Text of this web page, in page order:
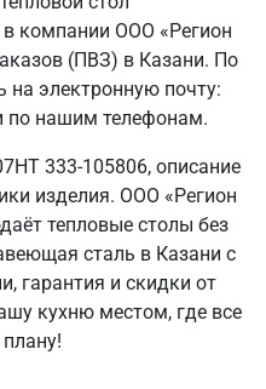
компании ООО «Регион
(ПВЗ) в Казани. По
на электронную почту:
по нашим телефонам.
333-105806, описание
изделия. ООО «Регион
тепловые столы без
сталь в Казани с
гарантия и скидки от
кухню местом, где все